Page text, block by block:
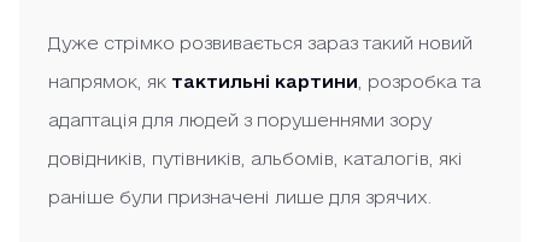
Дуже стрімко розвивається зараз такий новий
напрямок, як тактильні картини , розробка та
адаптація для людей з порушеннями зору
довідників, путівників, альбомів, каталогів, які
раніше були призначені лише для зрячих.